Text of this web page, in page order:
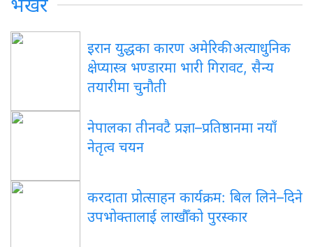
भर्खरै
इरान युद्धका कारण अमेरिकी अत्याधुनिक
क्षेप्यास्त्र भण्डारमा भारी गिरावट, सैन्य
तयारीमा चुनौती
नेपालका तीनवटै प्रज्ञा–प्रतिष्ठानमा नयाँ
नेतृत्व चयन
करदाता प्रोत्साहन कार्यक्रम: बिल लिने–दिने
उपभोक्तालाई लाखौँको पुरस्कार